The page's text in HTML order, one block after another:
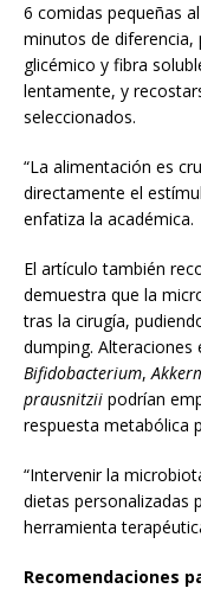
6 comidas pequeñas
minutos de
glicémico y fibra
lentamente, y
seleccionados.
“La alimentación es
directamente el
enfatiza la académica.
El artículo también
demuestra que la
tras la cirugía,
dumping. Alteraciones
Bifidobacterium,
prausnitzii podrían
respuesta metabólica
“Intervenir la
dietas personalizadas
herramienta
Recomendaciones